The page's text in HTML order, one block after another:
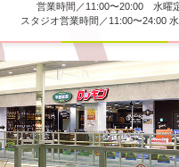
営業時間／11:00〜20:00 水曜
スタジオ営業時間／11:00〜24:00